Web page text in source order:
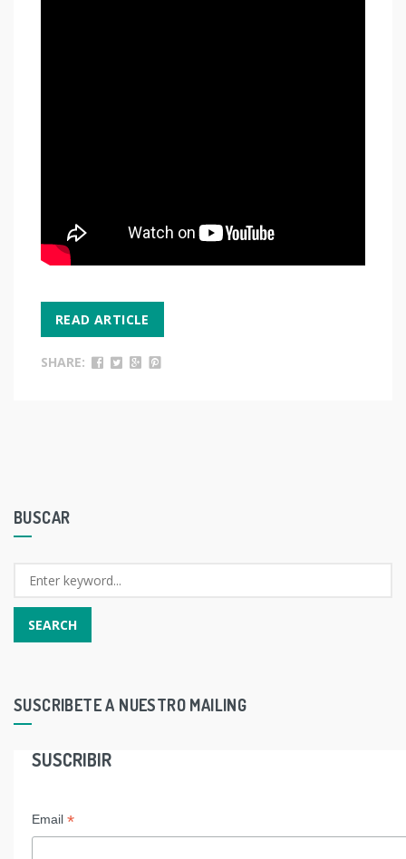
READ ARTICLE
SHARE:
BUSCAR
SUSCRIBETE A NUESTRO MAILING
SUSCRIBIR
Email *